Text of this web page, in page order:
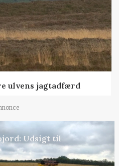
ulvens jagtadfærd
Udsigt til